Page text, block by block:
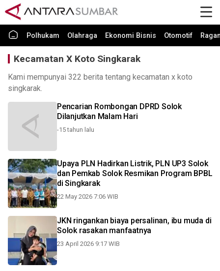
Polhukam Olahraga Ekonomi Bisnis Otomotif
Kecamatan X Koto Singkarak
Kami mempunyai 322 berita tentang kecamatan x koto
singkarak.
Pencarian Rombongan DPRD Solok
Dilanjutkan Malam Hari
-15 tahun lalu
Upaya PLN Hadirkan Listrik, PLN UP3 Solok
dan Pemkab Solok Resmikan Program BPBL
di Singkarak
22 May 2026 7:06 WIB
JKN ringankan biaya persalinan, ibu muda di
Solok rasakan manfaatnya
23 April 2026 9:17 WIB